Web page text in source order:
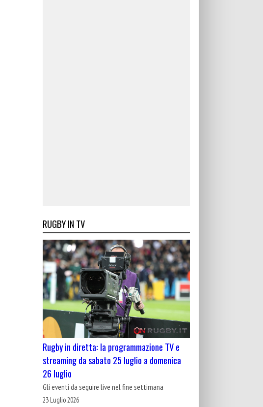
RUGBY IN TV
Rugby in diretta: la programmazione TV e
streaming da sabato 25 luglio a domenica
26 luglio
Gli eventi da seguire live nel fine settimana
23 Luglio 2026